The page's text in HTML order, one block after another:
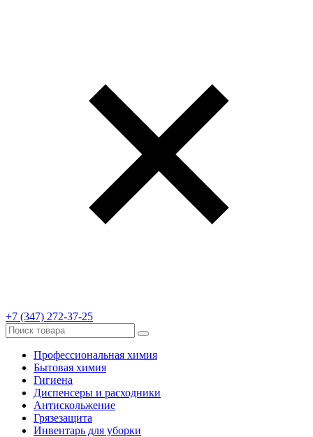
+7 (347) 272-37-25
Профессиональная химия
Бытовая химия
Гигиена
Диспенсеры и расходники
Антискольжение
Грязезащита
Инвентарь для уборки